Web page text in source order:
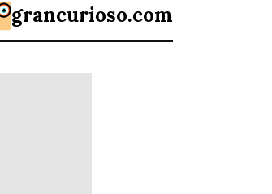
grancurioso.com